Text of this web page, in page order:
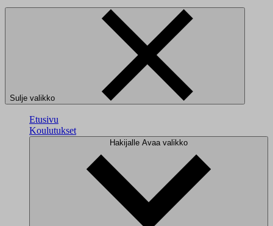
Sulje valikko
Etusivu
Koulutukset
Hakijalle Avaa valikko